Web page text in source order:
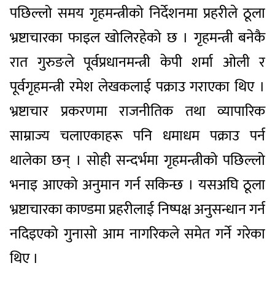
पछिल्लो समय गृहमन्त्रीको निर्देशनमा प्रहरीले ठूला
भ्रष्टाचारका फाइल खोलिरहेको छ । गृहमन्त्री बनेकै
रात गुरुङले पूर्वप्रधानमन्त्री केपी शर्मा ओली र
पूर्वगृहमन्त्री रमेश लेखकलाई पक्राउ गराएका थिए ।
भ्रष्टाचार प्रकरणमा राजनीतिक तथा व्यापारिक
साम्राज्य चलाएकाहरू पनि धमाधम पक्राउ पर्न
थालेका छन् । सोही सन्दर्भमा गृहमन्त्रीको पछिल्लो
भनाइ आएको अनुमान गर्न सकिन्छ । यसअघि ठूला
भ्रष्टाचारका काण्डमा प्रहरीलाई निष्पक्ष अनुसन्धान गर्न
नदिइएको गुनासो आम नागरिकले समेत गर्ने गरेका
थिए ।